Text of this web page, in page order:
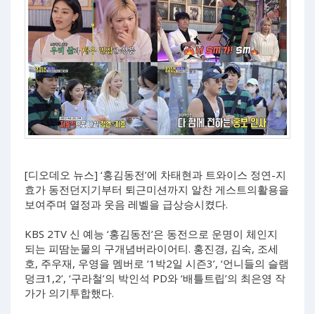
[디오데오 뉴스] ‘홍김동전’에 차태현과 트와이스 정연-지
효가 동전던지기부터 퇴근미션까지 알찬 게스트의활용을
보여주며 열정과 웃음 레벨을 급상승시켰다.
KBS 2TV 신 예능 ‘홍김동전’은 동전으로 운명이 체인지
되는 피땀눈물의 구개념버라이어티. 홍진경, 김숙, 조세
호, 주우재, 우영을 멤버로 ‘1박2일 시즌3’, ‘언니들의 슬램
덩크1,2’, ‘구라철’의 박인석 PD와 ‘배틀트립’의 최은영 작
가가 의기투합했다.